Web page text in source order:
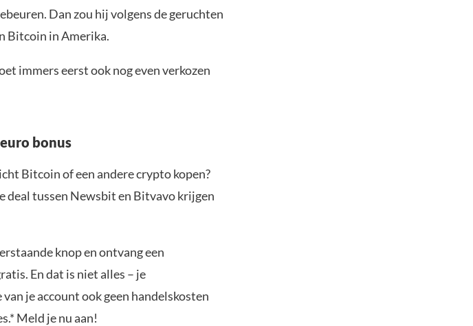
Dan zou hij volgens de geruchten
Bitcoin in Amerika.
immers eerst ook nog even verkozen
bonus
Bitcoin of een andere crypto kopen?
deal tussen Newsbit en Bitvavo krijgen
knop en ontvang een
En dat is niet alles – je
je account ook geen handelskosten
Meld je nu aan!